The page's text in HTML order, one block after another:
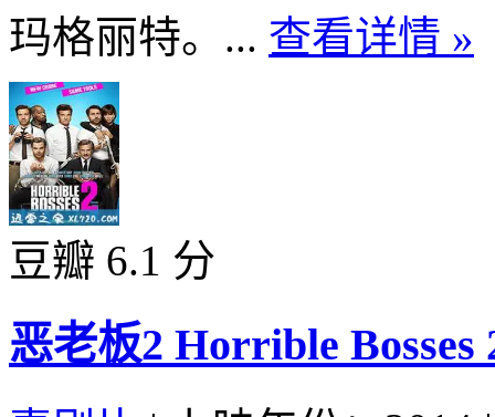
玛格丽特。... 查看详情 »
豆瓣 6.1 分
恶老板2 Horrible Bosses